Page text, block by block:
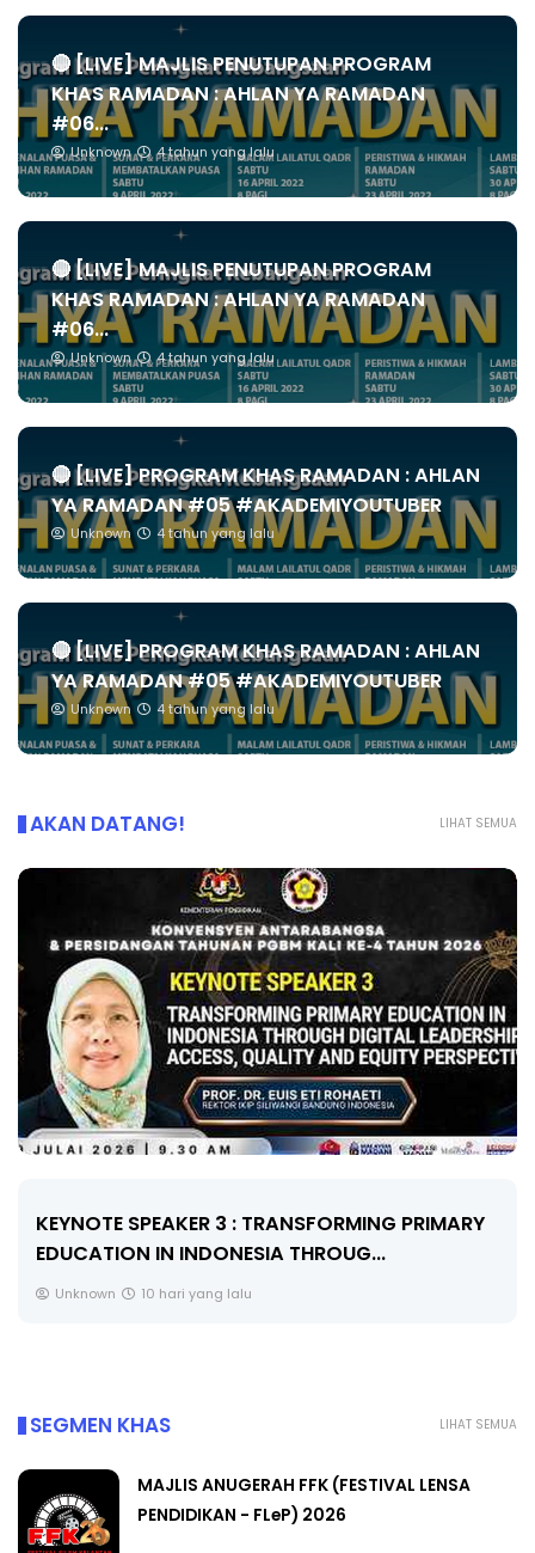
🔴 [LIVE] MAJLIS PENUTUPAN PROGRAM
KHAS RAMADAN : AHLAN YA RAMADAN
#06...
Unknown 4 tahun yang lalu
🔴 [LIVE] MAJLIS PENUTUPAN PROGRAM
KHAS RAMADAN : AHLAN YA RAMADAN
#06...
Unknown 4 tahun yang lalu
🔴 [LIVE] PROGRAM KHAS RAMADAN : AHLAN
YA RAMADAN #05 #AKADEMIYOUTUBER
Unknown 4 tahun yang lalu
🔴 [LIVE] PROGRAM KHAS RAMADAN : AHLAN
YA RAMADAN #05 #AKADEMIYOUTUBER
Unknown 4 tahun yang lalu
LIHAT SEMUA
AKAN DATANG!
KEYNOTE SPEAKER 3 : TRANSFORMING PRIMARY
EDUCATION IN INDONESIA THROUG...
Unknown 10 hari yang lalu
LIHAT SEMUA
SEGMEN KHAS
MAJLIS ANUGERAH FFK (FESTIVAL LENSA
PENDIDIKAN - FLeP) 2026